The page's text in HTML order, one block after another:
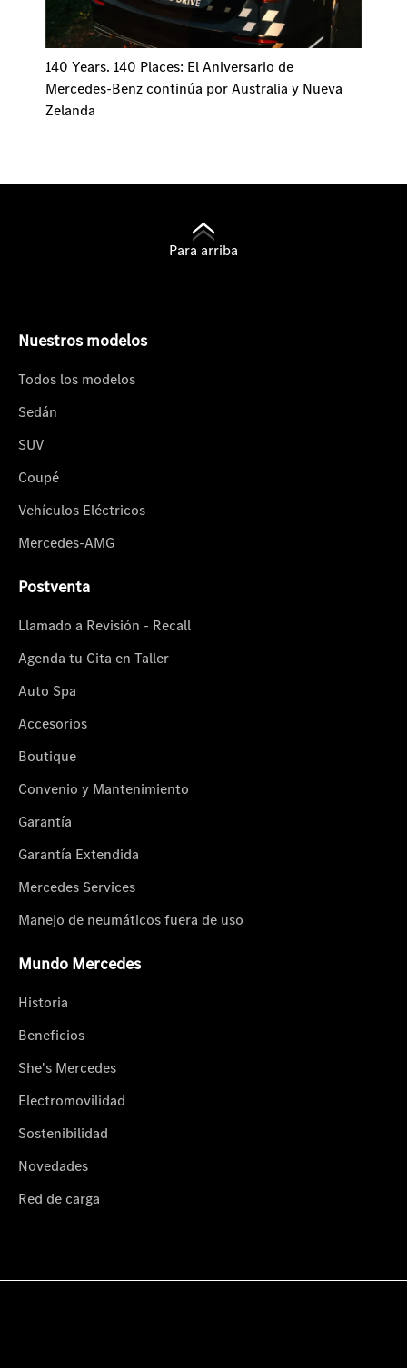
140 Years. 140 Places: El Aniversario de
Mercedes-Benz continúa por Australia y Nueva
Zelanda
Para arriba
Nuestros modelos
Todos los modelos
Sedán
SUV
Coupé
Vehículos Eléctricos
Mercedes-AMG
Postventa
Llamado a Revisión - Recall
Agenda tu Cita en Taller
Auto Spa
Accesorios
Boutique
Convenio y Mantenimiento
Garantía
Garantía Extendida
Mercedes Services
Manejo de neumáticos fuera de uso
Mundo Mercedes
Historia
Beneficios
She's Mercedes
Electromovilidad
Sostenibilidad
Novedades
Red de carga